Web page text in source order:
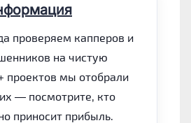
проверяем капперов и
на чистую
проектов мы отобрали
— посмотрите, кто
приносит прибыль.